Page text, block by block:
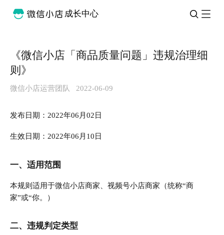
成长中心
《微信小店「商品质量问题」违规治理细
则》
微信小店运营团队 2022-06-09
发布日期：2022年06月02日
生效日期：2022年06月10日
一、适用范围
本规则适用于微信小店商家、视频号小店商家（统称“商
家”或“你。）
二、违规判定类型